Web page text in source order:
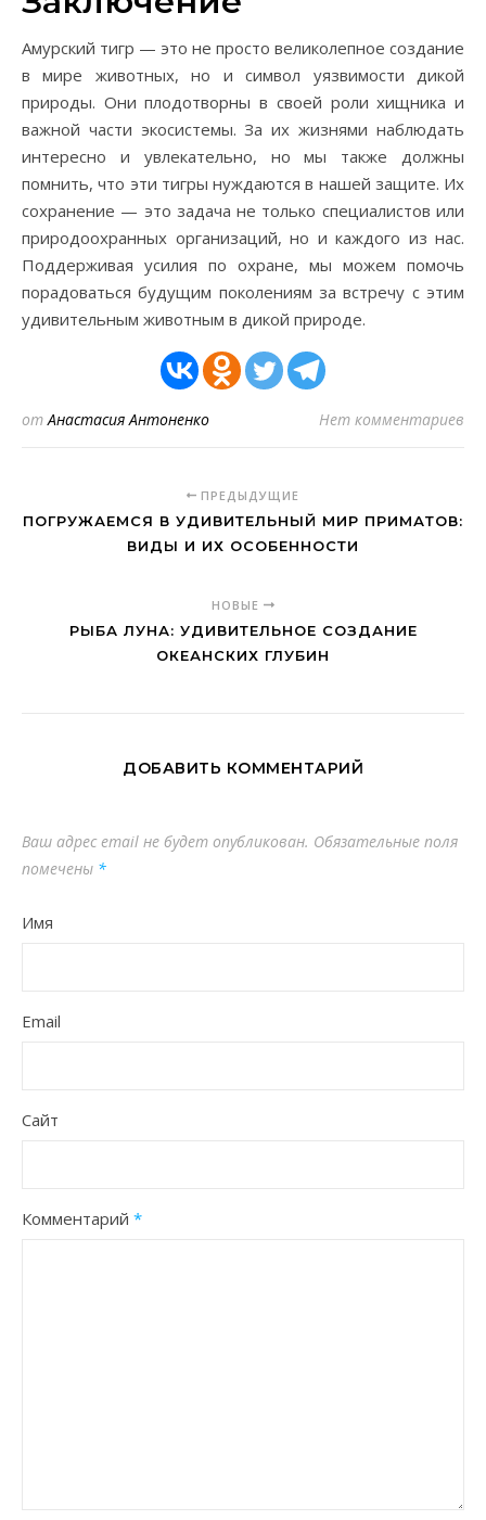
Амурский тигр — это не просто великолепное создание
в мире животных, но и символ уязвимости дикой
природы. Они плодотворны в своей роли хищника и
важной части экосистемы. За их жизнями наблюдать
интересно и увлекательно, но мы также должны
помнить, что эти тигры нуждаются в нашей защите. Их
сохранение — это задача не только специалистов или
природоохранных организаций, но и каждого из нас.
Поддерживая усилия по охране, мы можем помочь
порадоваться будущим поколениям за встречу с этим
удивительным животным в дикой природе.
отАнастасия Антоненко Нет комментариев
ПРЕДЫДУЩИЕ
ПОГРУЖАЕМСЯ В УДИВИТЕЛЬНЫЙ МИР ПРИМАТОВ:
ВИДЫ И ИХ ОСОБЕННОСТИ
НОВЫЕ
РЫБА ЛУНА: УДИВИТЕЛЬНОЕ СОЗДАНИЕ
ОКЕАНСКИХ ГЛУБИН
ДОБАВИТЬ КОММЕНТАРИЙ
Ваш адрес email не будет опубликован. Обязательные поля
помечены *
Имя
Email
Сайт
Комментарий *